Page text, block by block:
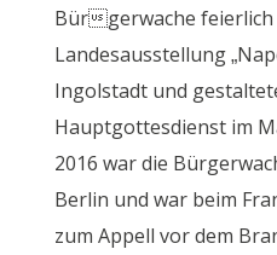
Bürgerwache feierlich
Landesausstellung
Ingolstadt und
Hauptgottesdienst im
2016 war die
Berlin und war beim
zum Appell vor dem